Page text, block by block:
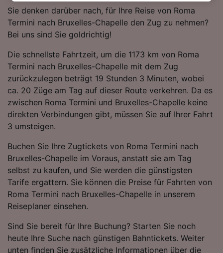
Sie denken darüber nach, für Ihre Reise von Roma
Termini nach Bruxelles-Chapelle den Zug zu nehmen?
Bei uns sind Sie goldrichtig!
Die schnellste Fahrtzeit, um die 1173 km von Roma
Termini nach Bruxelles-Chapelle mit dem Zug
zurückzulegen beträgt 19 Stunden 3 Minuten, wobei
ca. 20 Züge am Tag auf dieser Route verkehren. Da es
zwischen Roma Termini und Bruxelles-Chapelle keine
direkten Verbindungen gibt, müssen Sie auf Ihrer Fahrt
3 umsteigen.
Buchen Sie Ihre Zugtickets von Roma Termini nach
Bruxelles-Chapelle im Voraus, anstatt sie am Tag
selbst zu kaufen, und Sie werden die günstigsten
Tarife ergattern. Sie können die Preise für Fahrten von
Roma Termini nach Bruxelles-Chapelle in unserem
Reiseplaner einsehen.
Sind Sie bereit für Ihre Buchung? Starten Sie noch
heute Ihre Suche nach günstigen Bahntickets. Weiter
unten finden Sie zusätzliche Informationen über die
besuchen Sie jederzeit die Seite der
Datenschutzrichtlinie. Diese Präferenzen
werden unseren Partnern signalisiert und
haben keinen Einfluss auf Surfdaten. Ihre
Daten werden nicht für Tracking-Zwecke
verwendet, wenn Sie uns gebeten haben, Ihr
Surfverhalten nicht zu verfolgen.
Wir und unsere Partner verarbeiten Daten, um
Folgendes bereitzustellen:
Verwendung genauer Standortdaten.
Endgeräteeigenschaften zur Identifikation
Informationen auf einem Endgerät.
Personalisierte Werbung und Inhalte, Messung
von Werbeleistung und der Performance von
Inhalten, Zielgruppenforschung sowie
Entwicklung und Verbesserung von
Angeboten.